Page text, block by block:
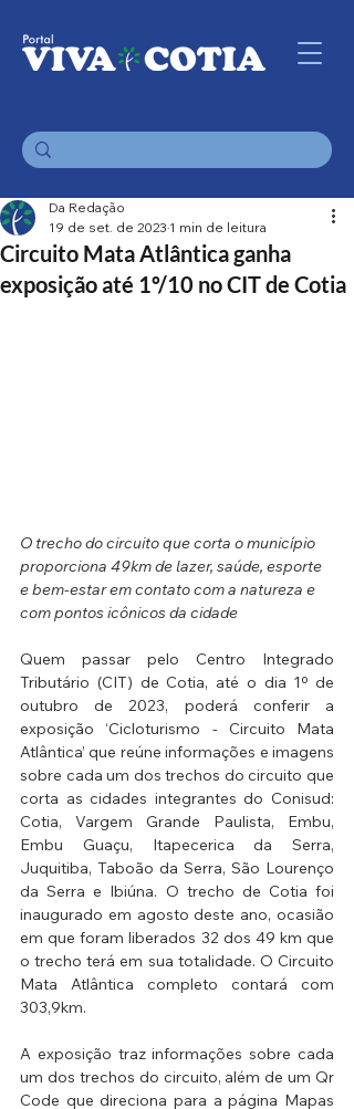
Circuito Mata Atlântica ganha
exposição até 1º/10 no CIT de Cotia
Da Redação
19 de set. de 2023 1 min de leitura
O trecho do circuito que corta o município
proporciona 49km de lazer, saúde, esporte
e bem-estar em contato com a natureza e
com pontos icônicos da cidade
Quem passar pelo Centro Integrado
Tributário (CIT) de Cotia, até o dia 1º de
outubro de 2023, poderá conferir a
exposição ‘Cicloturismo - Circuito Mata
Atlântica’ que reúne informações e imagens
sobre cada um dos trechos do circuito que
corta as cidades integrantes do Conisud:
Cotia, Vargem Grande Paulista, Embu,
Embu Guaçu, Itapecerica da Serra,
Juquitiba, Taboão da Serra, São Lourenço
da Serra e Ibiúna. O trecho de Cotia foi
inaugurado em agosto deste ano, ocasião
em que foram liberados 32 dos 49 km que
o trecho terá em sua totalidade. O Circuito
Mata Atlântica completo contará com
303,9km.
A exposição traz informações sobre cada
um dos trechos do circuito, além de um Qr
Code que direciona para a página Mapas